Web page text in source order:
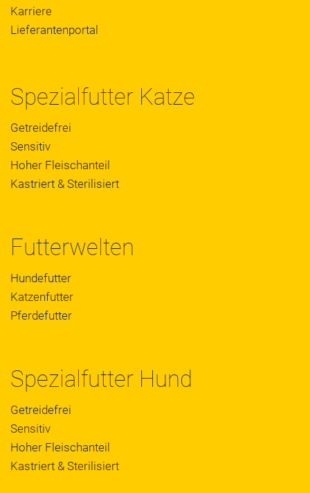
Karriere
Lieferantenportal
Spezialfutter Katze
Getreidefrei
Sensitiv
Hoher Fleischanteil
Kastriert & Sterilisiert
Futterwelten
Hundefutter
Katzenfutter
Pferdefutter
Spezialfutter Hund
Getreidefrei
Sensitiv
Hoher Fleischanteil
Kastriert & Sterilisiert